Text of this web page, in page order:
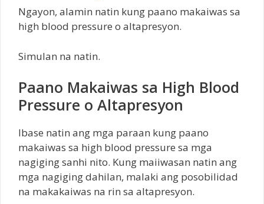
Ngayon, alamin natin kung paano makaiwas sa
high blood pressure o altapresyon.
Simulan na natin.
Paano Makaiwas sa High Blood
Pressure o Altapresyon
Ibase natin ang mga paraan kung paano
makaiwas sa high blood pressure sa mga
nagiging sanhi nito. Kung maiiwasan natin ang
mga nagiging dahilan, malaki ang posobilidad
na makakaiwas na rin sa altapresyon.